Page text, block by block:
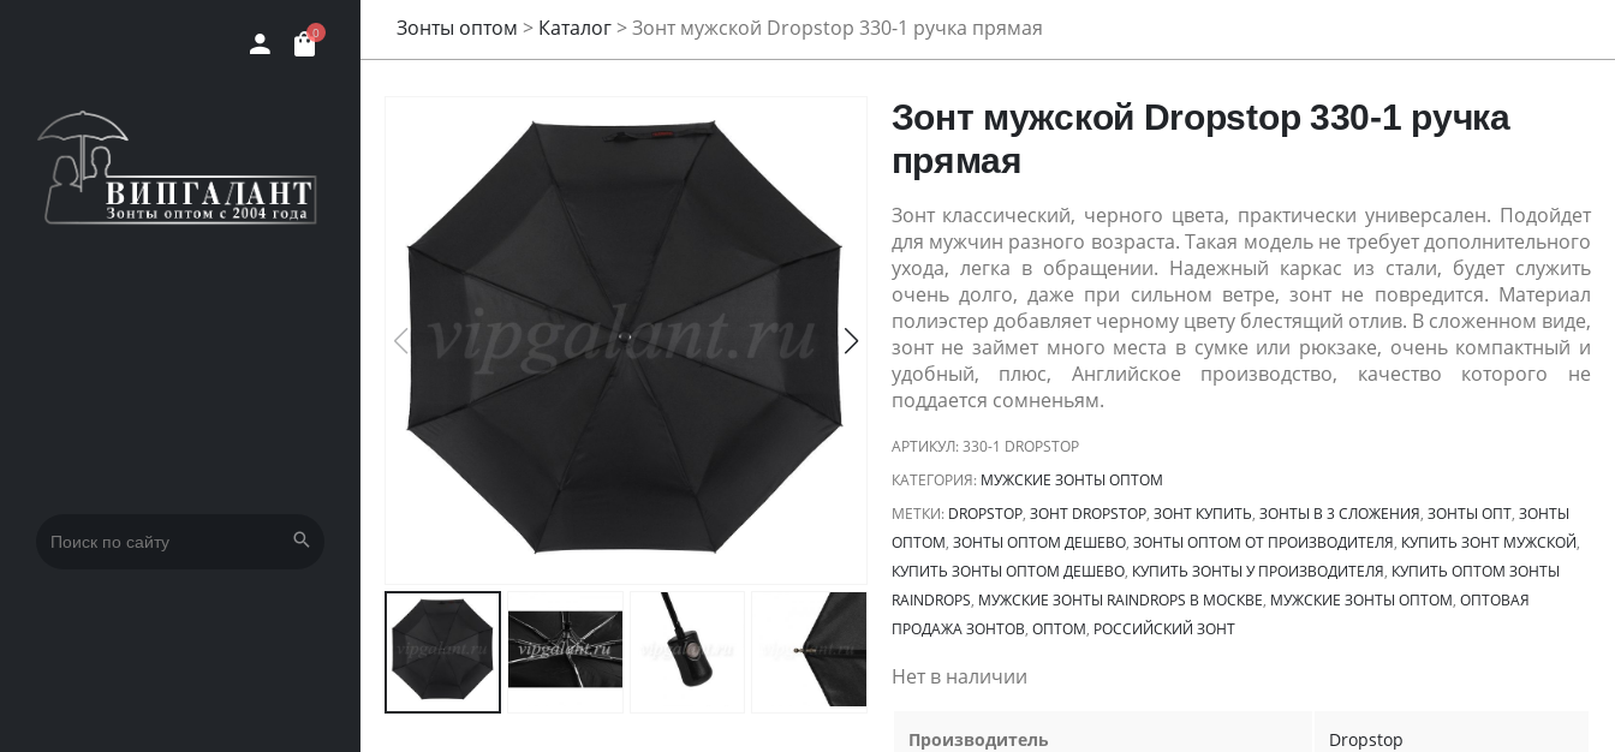
0
Искать:
Зонты оптом > Каталог>Зонт мужской Dropstop 330-1 ручка прямая
Зонт мужской Dropstop 330-1 ручка
прямая
Зонт классический, черного цвета, практически универсален. Подойдет
для мужчин разного возраста. Такая модель не требует дополнительного
ухода, легка в обращении. Надежный каркас из стали, будет служить
очень долго, даже при сильном ветре, зонт не повредится. Материал
полиэстер добавляет черному цвету блестящий отлив. В сложенном виде,
зонт не займет много места в сумке или рюкзаке, очень компактный и
удобный, плюс, Английское производство, качество которого не
поддается сомненьям.
АРТИКУЛ:330-1 DROPSTOP
КАТЕГОРИЯ: МУЖСКИЕ ЗОНТЫ ОПТОМ
МЕТКИ: DROPSTOP, ЗОНТ DROPSTOP, ЗОНТ КУПИТЬ, ЗОНТЫ В 3 СЛОЖЕНИЯ, ЗОНТЫ ОПТ, ЗОНТЫ
ОПТОМ, ЗОНТЫ ОПТОМ ДЕШЕВО, ЗОНТЫ ОПТОМ ОТ ПРОИЗВОДИТЕЛЯ, КУПИТЬ ЗОНТ МУЖСКОЙ,
КУПИТЬ ЗОНТЫ ОПТОМ ДЕШЕВО, КУПИТЬ ЗОНТЫ У ПРОИЗВОДИТЕЛЯ, КУПИТЬ ОПТОМ ЗОНТЫ
RAINDROPS, МУЖСКИЕ ЗОНТЫ RAINDROPS В МОСКВЕ, МУЖСКИЕ ЗОНТЫ ОПТОМ, ОПТОВАЯ
ПРОДАЖА ЗОНТОВ, ОПТОМ, РОССИЙСКИЙ ЗОНТ
Нет в наличии
Производитель Dropstop